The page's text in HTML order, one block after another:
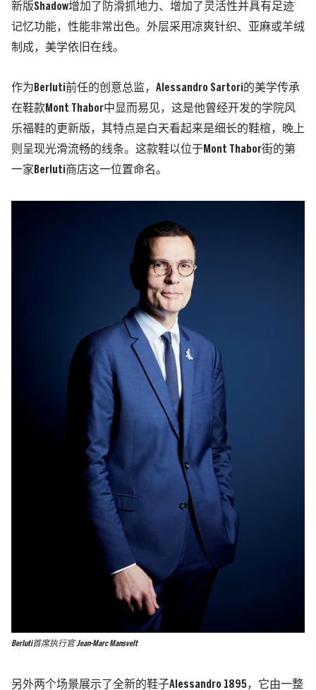
新版Shadow增加了防滑抓地力、增加了灵活性并具有足迹
记忆功能，性能非常出色。外层采用凉爽针织、亚麻或羊绒
制成，美学依旧在线。
作为Berluti前任的创意总监，Alessandro Sartori的美学传承
在鞋款Mont Thabor中显而易见，这是他曾经开发的学院风
乐福鞋的更新版，其特点是白天看起来是细长的鞋楦，晚上
则呈现光滑流畅的线条。这款鞋以位于Mont Thabor街的第
一家Berluti商店这一位置命名。
Berluti首席执行官 Jean-Marc Mansvelt
另外两个场景展示了全新的鞋子Alessandro 1895，它由一整